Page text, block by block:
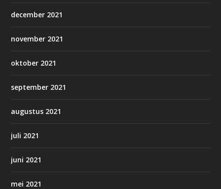
december 2021
november 2021
oktober 2021
september 2021
augustus 2021
juli 2021
juni 2021
mei 2021